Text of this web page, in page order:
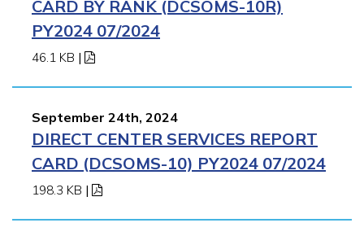
CARD BY RANK (DCSOMS-10R)
PY2024 07/2024
46.1 KB |
September 24th, 2024
DIRECT CENTER SERVICES REPORT
CARD (DCSOMS-10) PY2024 07/2024
198.3 KB |